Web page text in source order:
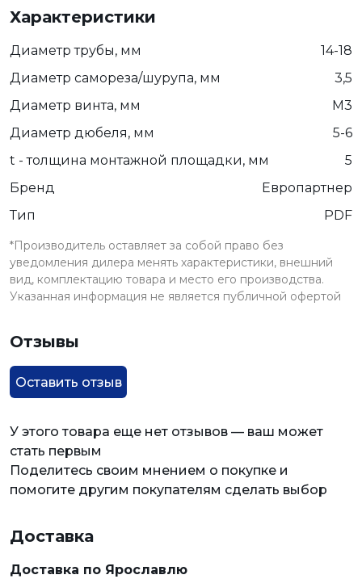
Характеристики
Диаметр трубы, мм
14-18
Диаметр самореза/шурупа, мм
3,5
Диаметр винта, мм
М3
Диаметр дюбеля, мм
5-6
t - толщина монтажной площадки, мм
5
Бренд
Европартнер
Тип
PDF
*Производитель оставляет за собой право без
уведомления дилера менять характеристики, внешний
вид, комплектацию товара и место его производства.
Указанная информация не является публичной офертой
Отзывы
Оставить отзыв
У этого товара еще нет отзывов — ваш может
стать первым
Поделитесь своим мнением о покупке и
помогите другим покупателям сделать выбор
Доставка
Доставка по Ярославлю